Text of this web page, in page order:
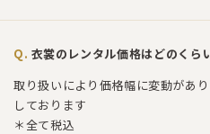
衣裳のレンタル価格はどのくら
取り扱いにより価格幅に変動があ
しております
＊全て税込